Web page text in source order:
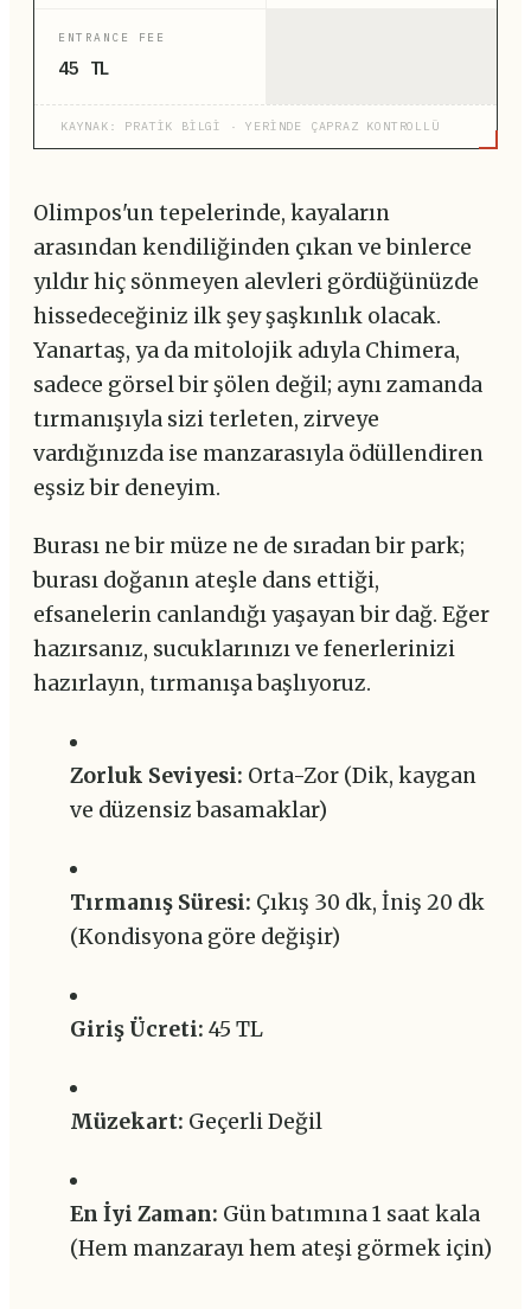
ENTRANCE FEE
45 TL
KAYNAK: PRATİK BİLGİ · YERİNDE ÇAPRAZ KONTROLLÜ
Olimpos'un tepelerinde, kayaların
arasından kendiliğinden çıkan ve binlerce
yıldır hiç sönmeyen alevleri gördüğünüzde
hissedeceğiniz ilk şey şaşkınlık olacak.
Yanartaş, ya da mitolojik adıyla Chimera,
sadece görsel bir şölen değil; aynı zamanda
tırmanışıyla sizi terleten, zirveye
vardığınızda ise manzarasıyla ödüllendiren
eşsiz bir deneyim.
Burası ne bir müze ne de sıradan bir park;
burası doğanın ateşle dans ettiği,
efsanelerin canlandığı yaşayan bir dağ. Eğer
hazırsanız, sucuklarınızı ve fenerlerinizi
hazırlayın, tırmanışa başlıyoruz.
Zorluk Seviyesi: Orta-Zor (Dik, kaygan
ve düzensiz basamaklar)
Tırmanış Süresi: Çıkış 30 dk, İniş 20 dk
(Kondisyona göre değişir)
Giriş Ücreti: 45 TL
Müzekart: Geçerli Değil
En İyi Zaman: Gün batımına 1 saat kala
(Hem manzarayı hem ateşi görmek için)